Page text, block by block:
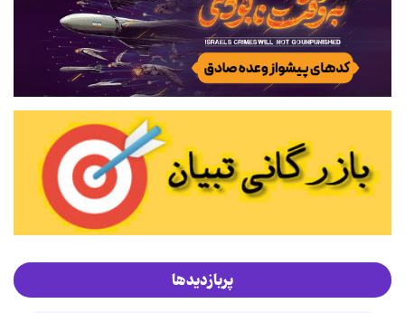
پربازدیدها